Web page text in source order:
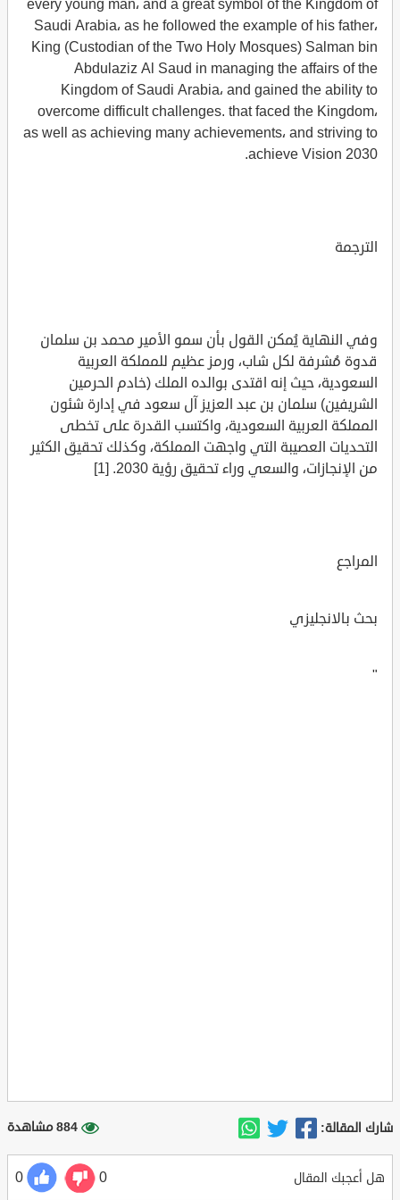
every young man، and a great symbol of the Kingdom of
Saudi Arabia، as he followed the example of his father،
King (Custodian of the Two Holy Mosques) Salman bin
Abdulaziz Al Saud in managing the affairs of the
Kingdom of Saudi Arabia، and gained the ability to
overcome difficult challenges. that faced the Kingdom،
as well as achieving many achievements، and striving to
achieve Vision 2030.
الترجمة
وفي النهاية يُمكن القول بأن سمو الأمير محمد بن سلمان
قدوة مُشرفة لكل شاب، ورمز عظيم للمملكة العربية
السعودية، حيث إنه اقتدى بوالده الملك (خادم الحرمين
الشريفين) سلمان بن عبد العزيز آل سعود في إدارة شئون
المملكة العربية السعودية، واكتسب القدرة على تخطى
التحديات العصيبة التي واجهت المملكة، وكذلك تحقيق الكثير
من الإنجازات، والسعي وراء تحقيق رؤية 2030. [1]
المراجع
بحث بالانجليزي
"
شارك المقالة: 884 مشاهدة
هل أعجبك المقال 0
0